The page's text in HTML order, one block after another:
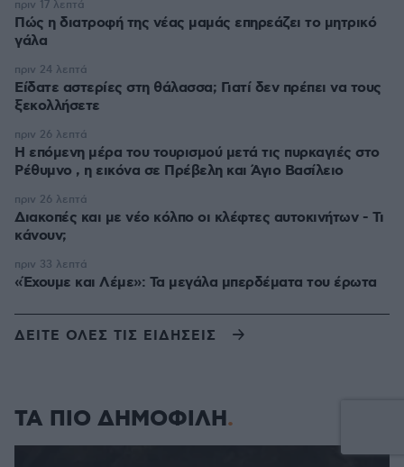
Πώς η διατροφή της νέας μαμάς επηρεάζει το μητρικό
γάλα
πριν 17 λεπτά
Είδατε αστερίες στη θάλασσα; Γιατί δεν πρέπει να τους
ξεκολλήσετε
πριν 24 λεπτά
Η επόμενη μέρα του τουρισμού μετά τις πυρκαγιές στο
Ρέθυμνο , η εικόνα σε Πρέβελη και Άγιο Βασίλειο
πριν 26 λεπτά
Διακοπές και με νέο κόλπο οι κλέφτες αυτοκινήτων - Τι
κάνουν;
πριν 26 λεπτά
«Έχουμε και Λέμε»: Τα μεγάλα μπερδέματα του έρωτα
πριν 33 λεπτά
ΔΕΙΤΕ ΟΛΕΣ ΤΙΣ ΕΙΔΗΣΕΙΣ
ΤΑ ΠΙΟ ΔΗΜΟΦΙΛΗ